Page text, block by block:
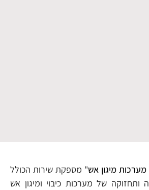
מיגון אש" מספקת שירות הכולל
ותחזוקה של מערכות כיבוי ומיגון אש